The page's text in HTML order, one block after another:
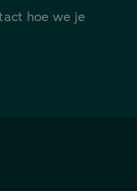
hoe we je